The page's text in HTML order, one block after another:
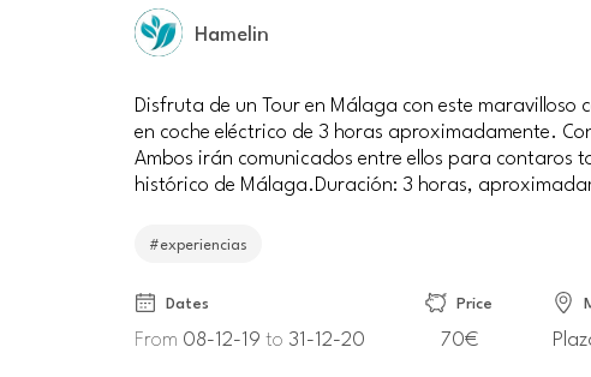
Hamelin
Disfruta de un Tour en Málaga con este
en coche eléctrico de 3 horas aproximadamente.
Ambos irán comunicados entre ellos para contaros
histórico de Málaga.Duración: 3 horas,
#experiencias
Dates
From 08-12-19to 31-12-20
Price
70€